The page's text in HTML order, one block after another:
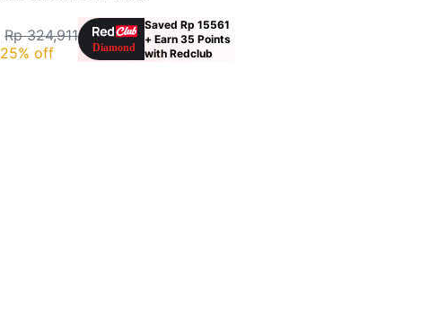
Rp 324,911
25% off
Saved Rp 15561
+ Earn 35 Points
with Redclub